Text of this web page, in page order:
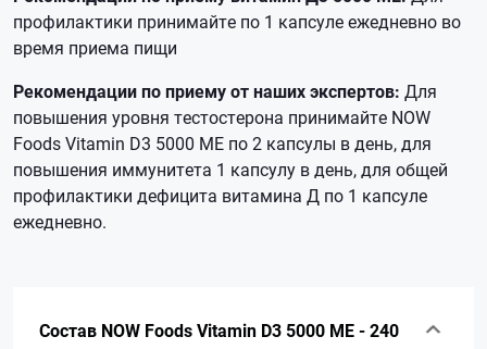
профилактики принимайте по 1 капсуле ежедневно во
время приема пищи
Рекомендации по приему от наших экспертов: Для
повышения уровня тестостерона принимайте NOW
Foods Vitamin D3 5000 ME по 2 капсулы в день, для
повышения иммунитета 1 капсулу в день, для общей
профилактики дефицита витамина Д по 1 капсуле
ежедневно.
Состав NOW Foods Vitamin D3 5000 ME - 240